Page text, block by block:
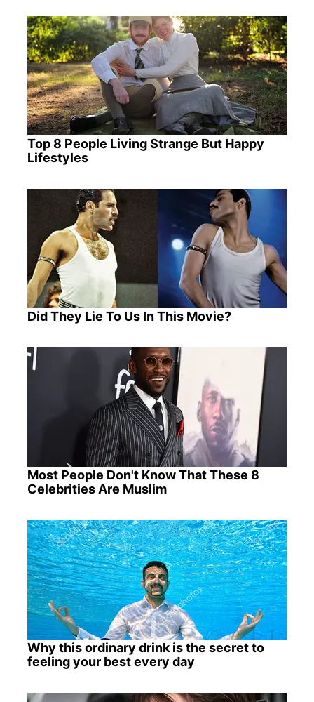
Top 8 People Living Strange But Happy
Lifestyles
Did They Lie To Us In This Movie?
Most People Don't Know That These 8
Celebrities Are Muslim
Why this ordinary drink is the secret to
feeling your best every day